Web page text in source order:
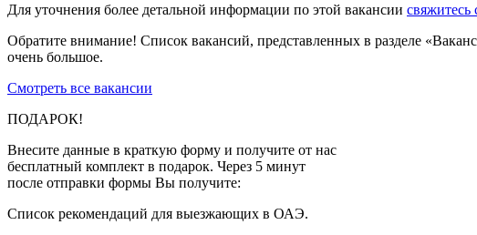
Для уточнения более детальной информации по этой вакансии свяжитесь
Обратите внимание! Список вакансий, представленных в разделе
очень большое.
Смотреть все вакансии
ПОДАРОК!
Внесите данные в краткую форму и получите от нас
бесплатный комплект в подарок. Через 5 минут
после отправки формы Вы получите:
Список рекомендаций для выезжающих в ОАЭ.